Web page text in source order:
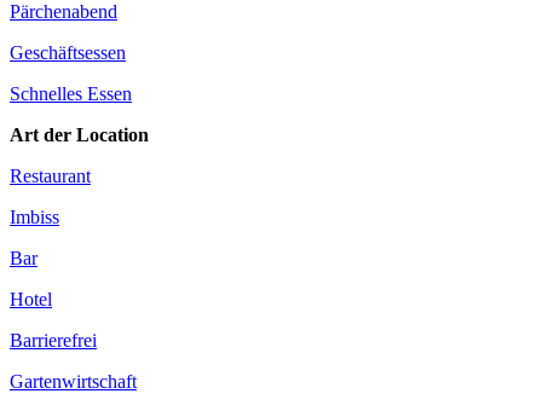
Pärchenabend
Geschäftsessen
Schnelles Essen
Art der Location
Restaurant
Imbiss
Bar
Hotel
Barrierefrei
Gartenwirtschaft